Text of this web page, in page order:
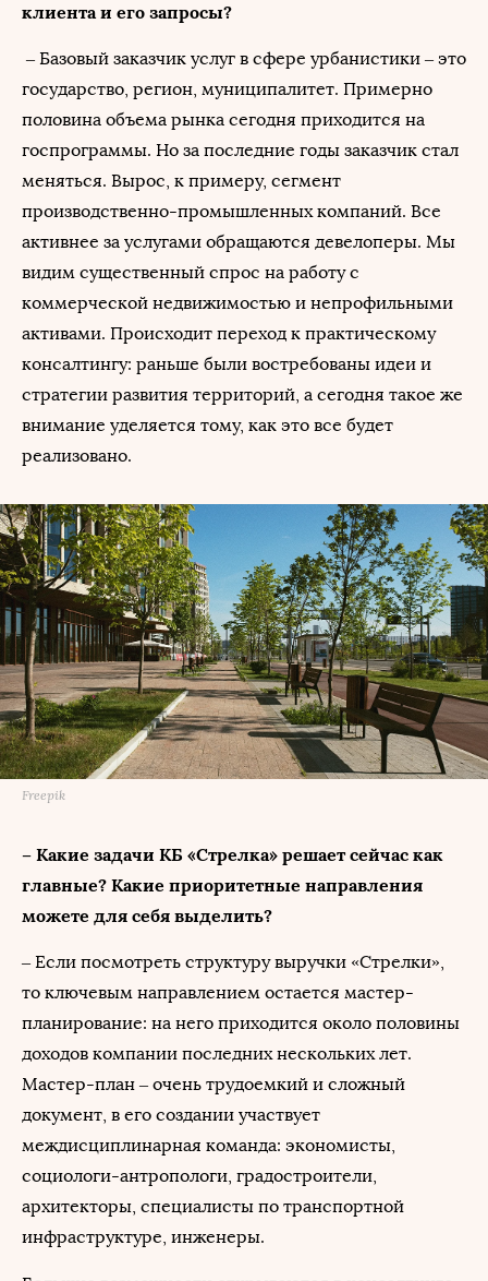
клиента и его запросы?
– Базовый заказчик услуг в сфере урбанистики – это
государство, регион, муниципалитет. Примерно
половина объема рынка сегодня приходится на
госпрограммы. Но за последние годы заказчик стал
меняться. Вырос, к примеру, сегмент
производственно-промышленных компаний. Все
активнее за услугами обращаются девелоперы. Мы
видим существенный спрос на работу с
коммерческой недвижимостью и непрофильными
активами. Происходит переход к практическому
консалтингу: раньше были востребованы идеи и
стратегии развития территорий, а сегодня такое же
внимание уделяется тому, как это все будет
реализовано.
Freepik
– Какие задачи КБ «Стрелка» решает сейчас как
главные? Какие приоритетные направления
можете для себя выделить?
– Если посмотреть структуру выручки «Стрелки»,
то ключевым направлением остается мастер-
планирование: на него приходится около половины
доходов компании последних нескольких лет.
Мастер-план – очень трудоемкий и сложный
документ, в его создании участвует
междисциплинарная команда: экономисты,
социологи-антропологи, градостроители,
архитекторы, специалисты по транспортной
инфраструктуре, инженеры.